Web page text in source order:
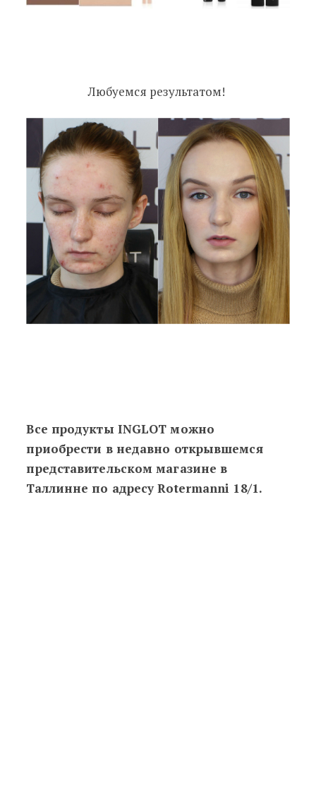
Любуемся результатом!
Все продукты INGLOT можно
приобрести в недавно открывшемся
представительском магазине в
Таллинне по адресу Rotermanni 18/1.